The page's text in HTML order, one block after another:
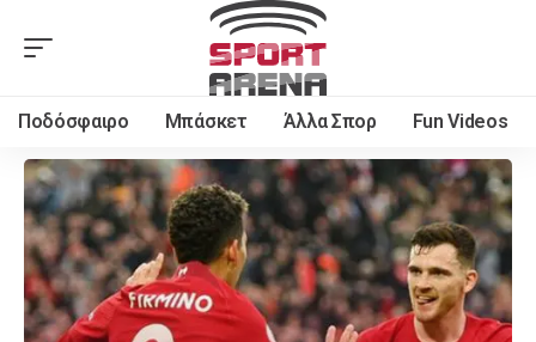
Ποδόσφαιρο Μπάσκετ Άλλα Σπορ Fun Videos